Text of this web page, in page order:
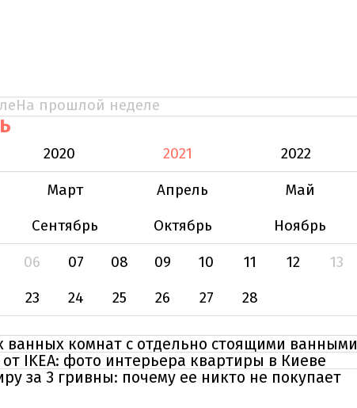
На прошлой неделе
2020 2021
2022
Март Апрель Май
Сентябрь Октябрь Ноябрь
06 07 08 09 10 11 12 13
23 24 25 26 27 28
ванных комнат с отдельно стоящими ванными
IKEA: фото интерьера квартиры в Киеве
за 3 гривны: почему ее никто не покупает